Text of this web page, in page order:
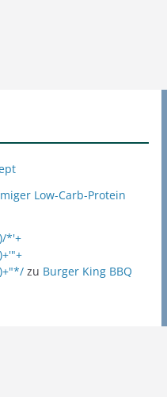
Low-Carb-Protein
*'+
zu Burger King BBQ